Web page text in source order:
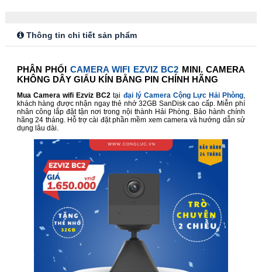
Thông tin chi tiết sản phẩm
PHÂN PHỐI CAMERA WIFI EZVIZ BC2 MINI. CAMERA
KHÔNG DÂY GIẤU KÍN BẰNG PIN CHÍNH HÃNG
Mua Camera wifi Ezviz BC2 tại đại lý Camera Cộng Lực Hải Phòng,
khách hàng được nhận ngay thẻ nhớ 32GB SanDisk cao cấp. Miễn phí
nhân công lắp đặt tận nơi trong nội thành Hải Phòng. Bảo hành chính
hãng 24 tháng. Hỗ trợ cài đặt phần mềm xem camera và hướng dẫn sử
dụng lâu dài.